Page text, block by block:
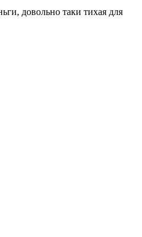
довольно таки тихая для